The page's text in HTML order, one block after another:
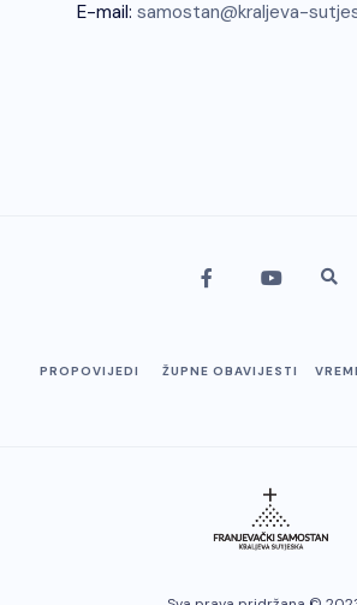
E-mail: samostan@kraljeva-
PROPOVIJEDI ŽUPNE OBAVIJESTI